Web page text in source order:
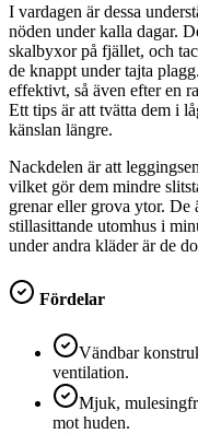
I vardagen är dessa
nöden under kalla dagar.
skalbyxor på fjället, och
de knappt under tajta
effektivt, så även efter en
Ett tips är att tvätta dem i
känslan längre.
Nackdelen är att
vilket gör dem mindre
grenar eller grova ytor. De
stillasittande utomhus i
under andra kläder är de
Fördelar
Vändbar
ventilation.
Mjuk,
mot huden.